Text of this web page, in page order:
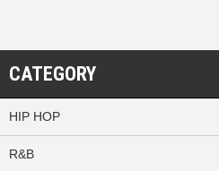
CATEGORY
HIP HOP
R&B